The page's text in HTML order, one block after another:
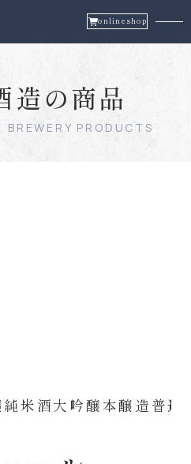
onlineshop
造の商品
BREWERY PRODUCTS
純米酒大吟醸本醸造普通